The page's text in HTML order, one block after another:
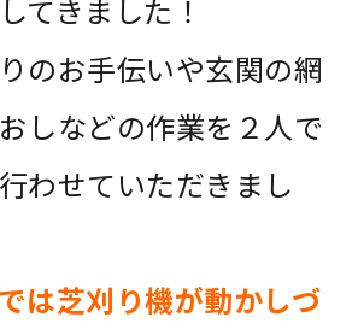
てきました！
のお手伝いや玄関の網
しなどの作業を２人で
わせていただきまし
は芝刈り機が動かしづ